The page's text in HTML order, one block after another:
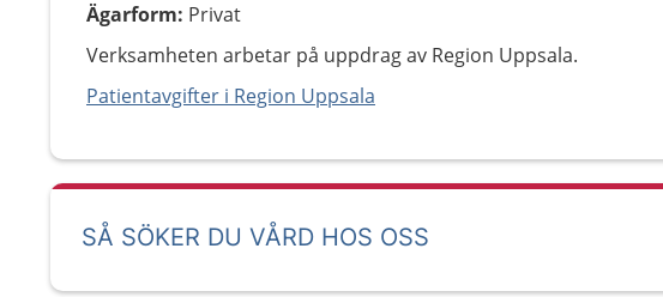
Ägarform: Privat
Verksamheten arbetar på uppdrag av Region Uppsala.
Patientavgifter i Region Uppsala
SÅ SÖKER DU VÅRD HOS OSS